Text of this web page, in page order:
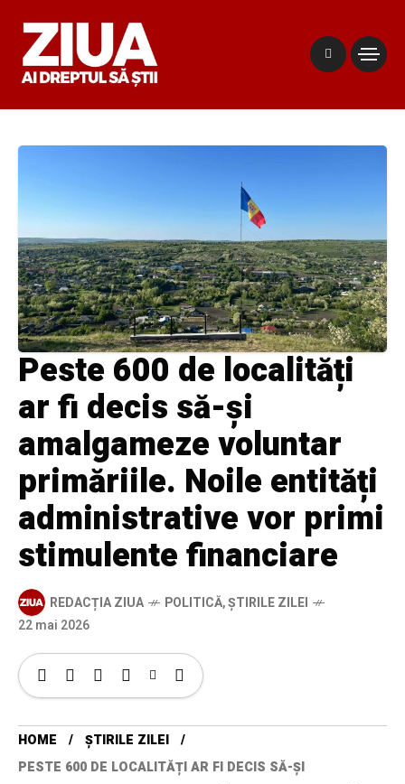
Peste 600 de localități
ar fi decis să-și
amalgameze voluntar
primăriile. Noile entități
administrative vor primi
stimulente financiare
REDACȚIA ZIUA POLITICĂ,ȘTIRILE ZILEI
22 mai 2026
HOME
ȘTIRILE ZILEI
PESTE 600 DE LOCALITĂȚI AR FI DECIS SĂ-ȘI